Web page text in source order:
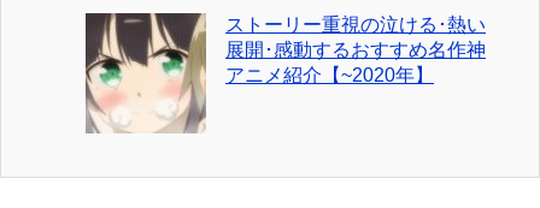
ストーリー重視の泣ける･熱い
展開･感動するおすすめ名作神
アニメ紹介【~2020年】